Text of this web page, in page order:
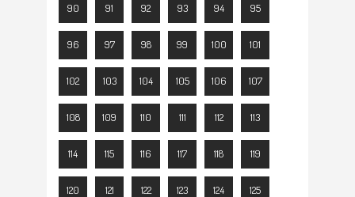
90 91 92 93 94 95
96 97 98 99 100 101
102 103 104 105 106 107
108 109 110 111 112 113
114 115 116 117 118 119
120 121 122 123 124 125